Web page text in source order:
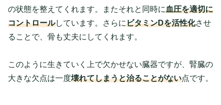
の状態を整えてくれます。またそれと同時に血圧を適切に
コントロールしています。さらにビタミンDを活性化させ
ることで、骨も丈夫にしてくれます。
このように生きていく上で欠かせない臓器ですが、腎臓の
大きな欠点は一度壊れてしまうと治ることがない点です。